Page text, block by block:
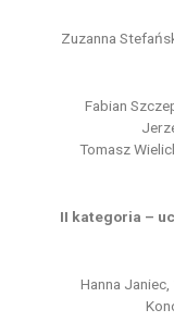
Zuzanna
Fabian
Tomasz
II kategoria –
Hanna